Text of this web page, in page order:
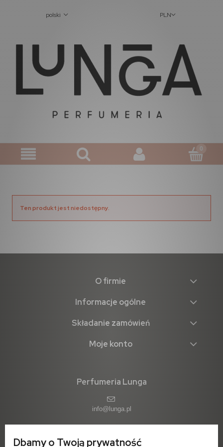
polski PLN
Ten produkt jest niedostępny.
O firmie
Informacje ogólne
Składanie zamówień
Moje konto
Perfumeria Lunga
info@lunga.pl
Dbamy o Twoją prywatność